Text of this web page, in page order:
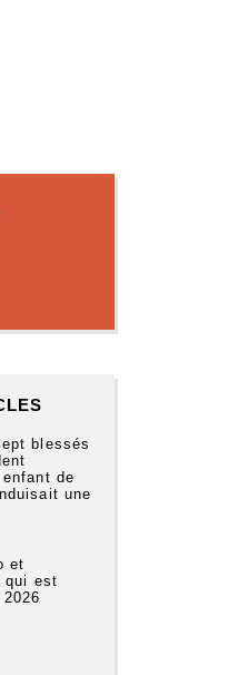
blessés
de
une
et
qui est